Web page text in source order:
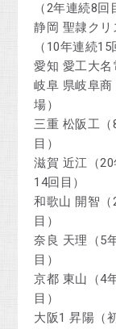
（2年連続8回
静岡 聖隷ク
（10年連続15
愛知 愛工大名
岐阜 県岐阜
場）
三重 松阪工（
目）
滋賀 近江（
14回目）
和歌山 開智（
目）
奈良 天理（5
目）
京都 東山（4
目）
大阪1 昇陽（